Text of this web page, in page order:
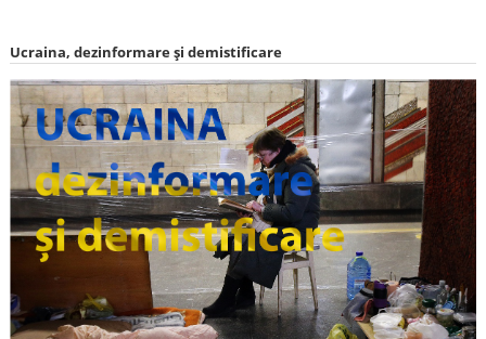
Ucraina, dezinformare și demistificare